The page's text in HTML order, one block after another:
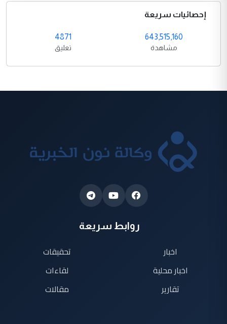
إحصائيات سريعة
643,515,160
مشاهدة
4871
تعليق
روابط سريعة
اخبار
اخبار محلية
تقارير
تحقيقات
لقاءات
مقالات